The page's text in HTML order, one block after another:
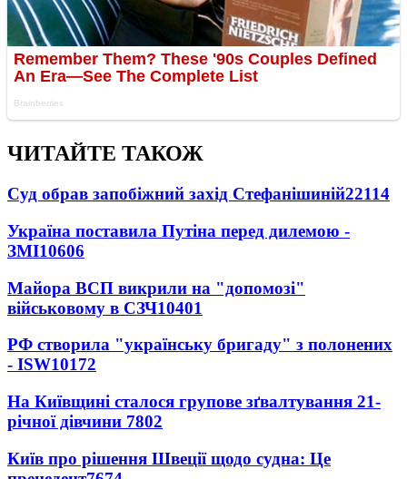
ЧИТАЙТЕ ТАКОЖ
Суд обрав запобіжний захід Стефанішиній22114
Україна поставила Путіна перед дилемою -
ЗМІ10606
Майора ВСП викрили на "допомозі"
військовому в СЗЧ10401
РФ створила "українську бригаду" з полонених
- ISW10172
На Київщині сталося групове зґвалтування 21-
річної дівчини 7802
Київ про рішення Швеції щодо судна: Це